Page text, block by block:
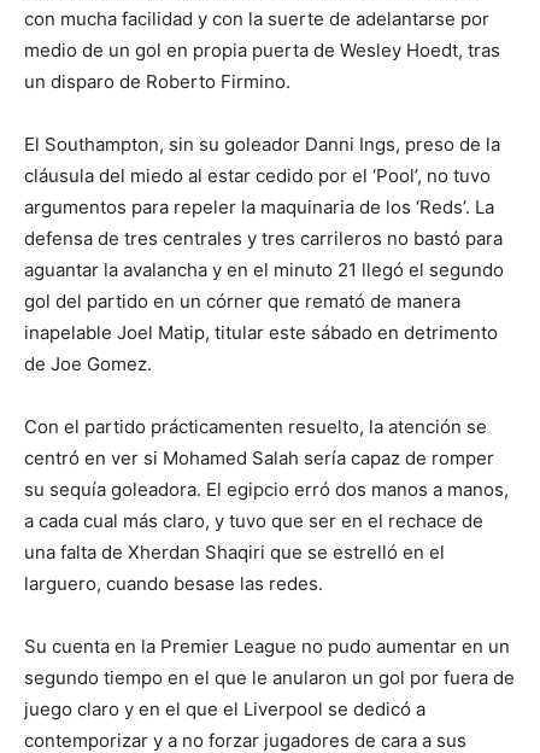
con mucha facilidad y con la suerte de adelantarse por
medio de un gol en propia puerta de Wesley Hoedt, tras
un disparo de Roberto Firmino.
El Southampton, sin su goleador Danni Ings, preso de la
cláusula del miedo al estar cedido por el ‘Pool’, no tuvo
argumentos para repeler la maquinaria de los ‘Reds’. La
defensa de tres centrales y tres carrileros no bastó para
aguantar la avalancha y en el minuto 21 llegó el segundo
gol del partido en un córner que remató de manera
inapelable Joel Matip, titular este sábado en detrimento
de Joe Gomez.
Con el partido prácticamenten resuelto, la atención se
centró en ver si Mohamed Salah sería capaz de romper
su sequía goleadora. El egipcio erró dos manos a manos,
a cada cual más claro, y tuvo que ser en el rechace de
una falta de Xherdan Shaqiri que se estrelló en el
larguero, cuando besase las redes.
Su cuenta en la Premier League no pudo aumentar en un
segundo tiempo en el que le anularon un gol por fuera de
juego claro y en el que el Liverpool se dedicó a
contemporizar y a no forzar jugadores de cara a sus